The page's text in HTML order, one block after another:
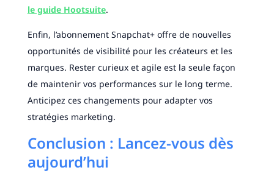
le guide Hootsuite.
Enfin, l’abonnement Snapchat+ offre de nouvelles
opportunités de visibilité pour les créateurs et les
marques. Rester curieux et agile est la seule façon
de maintenir vos performances sur le long terme.
Anticipez ces changements pour adapter vos
stratégies marketing.
Conclusion : Lancez-vous dès
aujourd’hui